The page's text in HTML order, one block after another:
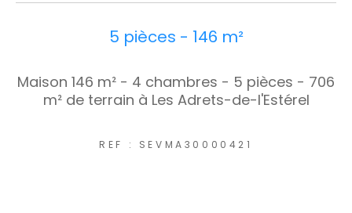
5 pièces - 146 m²
Maison 146 m² - 4 chambres - 5 pièces - 706
m² de terrain à Les Adrets-de-l'Estérel
REF : SEVMA30000421